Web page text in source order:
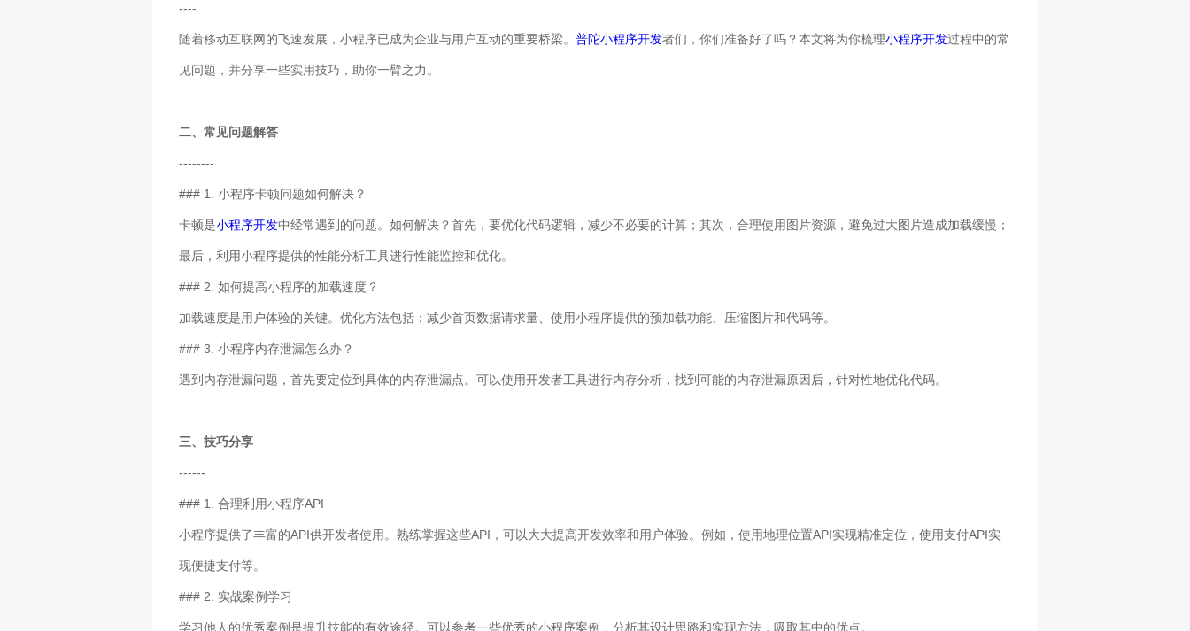
----
随着移动互联网的飞速发展，小程序已成为企业与用户互动的重要桥梁。 普陀小程序开发者们，你们准备好了吗？本文将为你梳理小程序开发过程中的常
见问题，并分享一些实用技巧，助你一臂之力。
二、常见问题解答
--------
### 1. 小程序卡顿问题如何解决？
卡顿是小程序开发中经常遇到的问题。如何解决？首先，要优化代码逻辑，减少不必要的计算；其次，合理使用图片资源，避免过大图片造成加载缓慢；
最后，利用小程序提供的性能分析工具进行性能监控和优化。
### 2. 如何提高小程序的加载速度？
加载速度是用户体验的关键。优化方法包括：减少首页数据请求量、使用小程序提供的预加载功能、压缩图片和代码等。
### 3. 小程序内存泄漏怎么办？
遇到内存泄漏问题，首先要定位到具体的内存泄漏点。可以使用开发者工具进行内存分析，找到可能的内存泄漏原因后，针对性地优化代码。
三、技巧分享
------
### 1. 合理利用小程序API
小程序提供了丰富的API供开发者使用。熟练掌握这些API，可以大大提高开发效率和用户体验。例如，使用地理位置API实现精准定位，使用支付API实
现便捷支付等。
### 2. 实战案例学习
学习他人的优秀案例是提升技能的有效途径。可以参考一些优秀的小程序案例，分析其设计思路和实现方法，吸取其中的优点。